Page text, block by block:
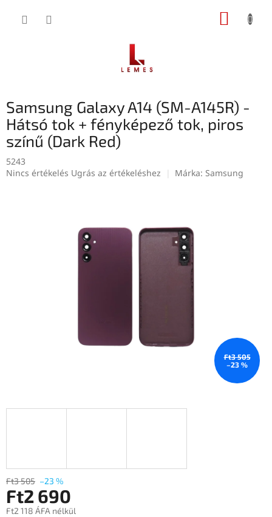
KOSÁR
Samsung Galaxy A14 (SM-A145R) -
Hátsó tok + fényképező tok, piros
színű (Dark Red)
5243
A
Nincs értékelés Ugrás az értékeléshez Márka: Samsung
Ft3 505
–23 %
Ft3 505 –23 %
Ft2 690
Ft2 118 ÁFA nélkül